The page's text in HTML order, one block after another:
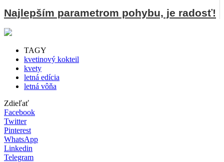
Najlepším parametrom pohybu, je radosť!
TAGY
kvetinový kokteil
kvety
letná edícia
letná vôňa
Zdieľať
Facebook
Twitter
Pinterest
WhatsApp
Linkedin
Telegram